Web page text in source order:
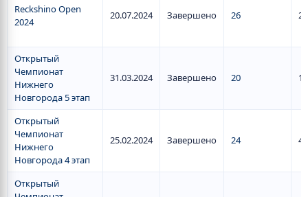
Reckshino Open
2024
20.07.2024 Завершено 26 2
Открытый
Чемпионат
Нижнего
Новгорода 5 этап
31.03.2024 Завершено 20 1
Открытый
Чемпионат
Нижнего
Новгорода 4 этап
25.02.2024 Завершено 24 4
Открытый